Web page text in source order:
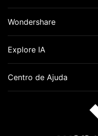
Wondershare
Explore IA
Centro de Ajuda